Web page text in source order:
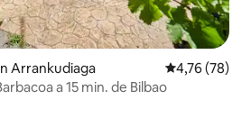
Arrankudiaga Calificación
4,76 (78)
a 15 min. de Bilbao